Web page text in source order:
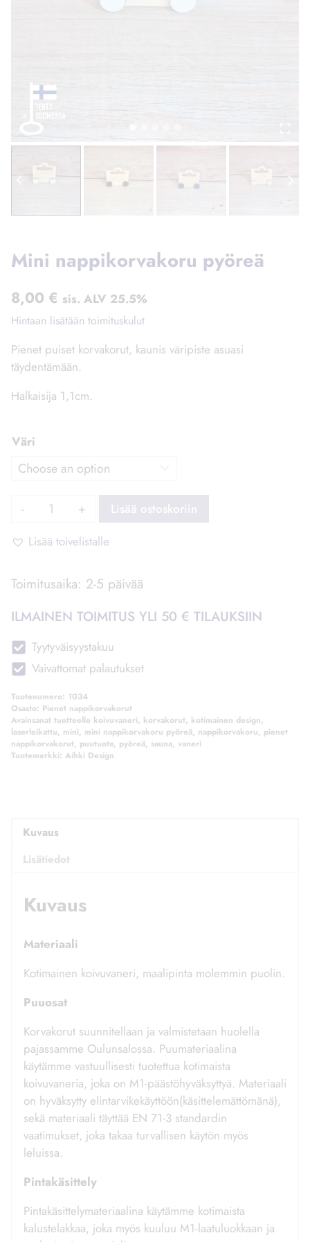
Mini nappikorvakoru pyöreä
8,00 € sis. ALV 25.5%
Hintaan lisätään toimituskulut
Pienet puiset korvakorut, kaunis väripiste asuasi
täydentämään.
Halkaisija 1,1cm.
Väri
Mini
nappikorvakoru
pyöreä
Lisää ostoskoriin
Lisää toivelistalle
Toimitusaika: 2-5 päivää
ILMAINEN TOIMITUS YLI 50 € TILAUKSIIN
Tyytyväisyystakuu
Vaivattomat palautukset
Tuotenumero: 1034
Osasto: Pienet nappikorvakorut
Avainsanat tuotteelle koivuvaneri, korvakorut, kotimainen design,
laserleikattu, mini, mini nappikorvakoru pyöreä, nappikorvakoru, pienet
nappikorvakorut, puutuote, pyöreä, sauna, vaneri
Tuotemerkki: Aihki Design
Kuvaus
Lisätiedot
Kuvaus
Materiaali
Kotimainen koivuvaneri, maalipinta molemmin puolin.
Puuosat
Korvakorut suunnitellaan ja valmistetaan huolella
pajassamme Oulunsalossa. Puumateriaalina
käytämme vastuullisesti tuotettua kotimaista
koivuvaneria, joka on M1-päästöhyväksyttyä. Materiaali
on hyväksytty elintarvikekäyttöön(käsittelemättömänä),
sekä materiaali täyttää EN 71-3 standardin
vaatimukset, joka takaa turvallisen käytön myös
leluissa.
Pintakäsittely
Pintakäsittelymateriaalina käytämme kotimaista
kalustelakkaa, joka myös kuuluu M1-laatuluokkaan ja